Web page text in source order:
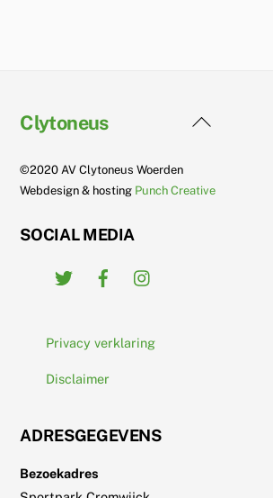
Back
Clytoneus
©2020 AV Clytoneus Woerden
Webdesign & hosting Punch Creative
SOCIAL MEDIA
Twitter
Privacy verklaring
Disclaimer
ADRESGEGEVENS
Bezoekadres